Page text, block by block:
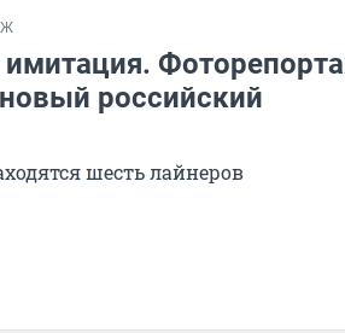
российский
шесть лайнеров